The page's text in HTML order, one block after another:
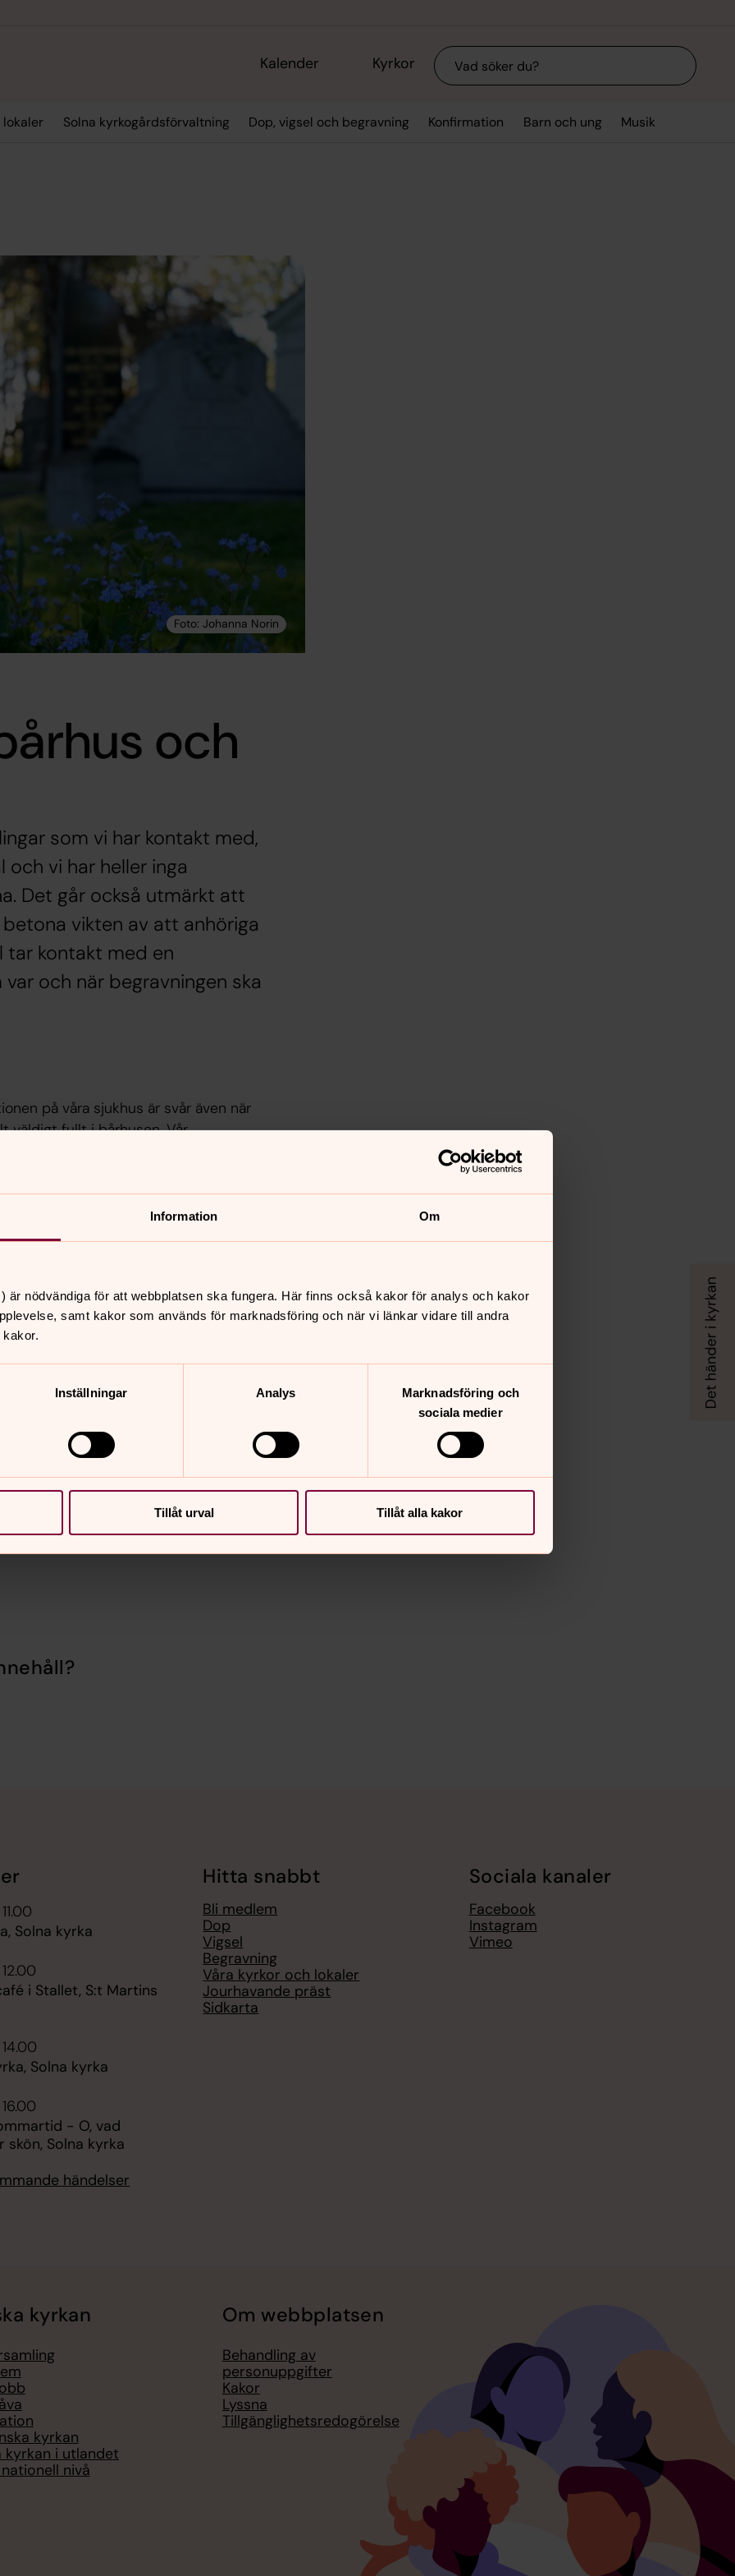
Information Om
är nödvändiga för att webbplatsen ska fungera. Här finns också kakor för analys och kakor
samt kakor som används för marknadsföring och när vi länkar vidare till andra
Inställningar Analys
Marknadsföring och
sociala medier
Tillåt urval Tillåt alla kakor
Kalender Kyrkor Sök
lokaler Solna kyrkogårdsförvaltning Dop, vigsel och begravning Konfirmation Barn och ung Musik
och
som vi har kontakt med,
och vi har heller inga
Det går också utmärkt att
vikten av att anhöriga
kontakt med en
och när begravningen ska
på våra sjukhus är svår även när
väldigt fullt i bårhusen. Vår
avvaktar, inte bara med hur
kontakt med en begravningsbyrå
ta kontakt med en begravningsbyrå
om kistläggning och transport till
i landet. Vi tar sedan över ansvaret
ringa:
Solna kyrka
i Stallet, S:t Martins
Solna kyrka
- O, vad
skön, Solna kyrka
händelser
Hitta snabbt
Bli medlem
Dop
Vigsel
Begravning
Våra kyrkor och lokaler
Jourhavande präst
Sidkarta
Sociala kanaler
Facebook
Instagram
Vimeo
kyrkan
kyrkan
kyrkan i utlandet
nivå
Om webbplatsen
Behandling av
personuppgifter
Kakor
Lyssna
Tillgänglighetsredogörelse